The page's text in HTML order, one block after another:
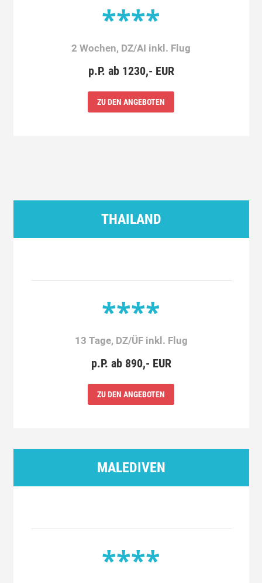
****
2 Wochen, DZ/AI inkl. Flug
p.P. ab 1230,- EUR
ZU DEN ANGEBOTEN
THAILAND
****
13 Tage, DZ/ÜF inkl. Flug
p.P. ab 890,- EUR
ZU DEN ANGEBOTEN
MALEDIVEN
****